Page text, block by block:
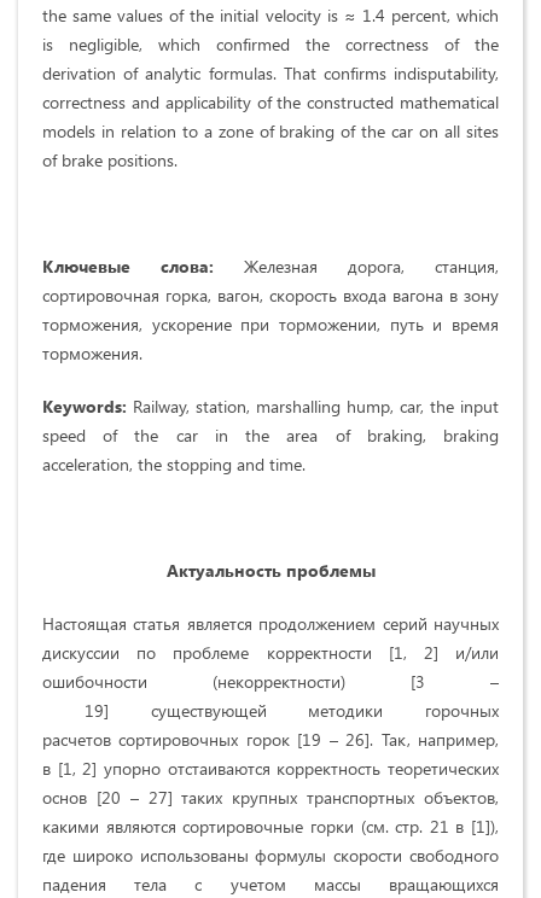
the same values of the initial velocity is ≈ 1.4 percent, which
is negligible, which confirmed the correctness of the
derivation of analytic formulas. That confirms indisputability,
correctness and applicability of the constructed mathematical
models in relation to a zone of braking of the car on all sites
of brake positions.
Ключевые слова: Железная дорога, станция,
сортировочная горка, вагон, скорость входа вагона в зону
торможения, ускорение при торможении, путь и время
торможения.
Keywords: Railway, station, marshalling hump, car, the input
speed of the car in the area of braking, braking
acceleration, the stopping and time.
Актуальность проблемы
Настоящая статья является продолжением серий научных
дискуссии по проблеме корректности [1, 2] и/или
ошибочности (некорректности) [3 –
19] существующей методики горочных
расчетов сортировочных горок [19 – 26]. Так, например,
в [1, 2] упорно отстаиваются корректность теоретических
основ [20 – 27] таких крупных транспортных объектов,
какими являются сортировочные горки (см. стр. 21 в [1]),
где широко использованы формулы скорости свободного
падения тела с учетом массы вращающихся